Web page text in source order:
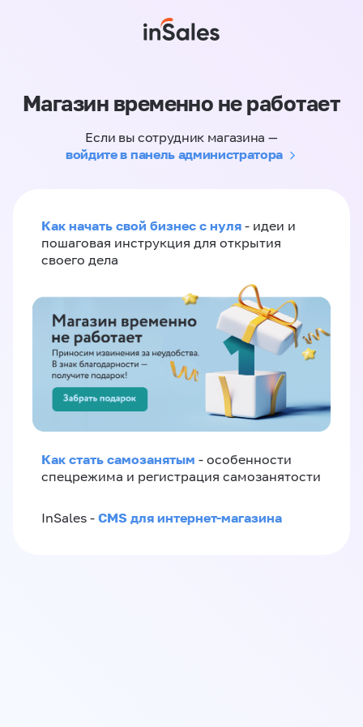
Магазин временно не работает
Если вы сотрудник магазина —
войдите в панель администратора
Как начать свой бизнес с нуля - идеи и
пошаговая инструкция для открытия
своего дела
Как стать самозанятым - особенности
спецрежима и регистрация самозанятости
InSales - CMS для интернет-магазина